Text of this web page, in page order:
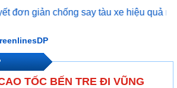
chống say tàu xe hiệu quả nhất
TỐC BẾN TRE ĐI VŨNG